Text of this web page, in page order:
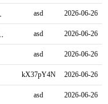
asd 2026-06-26
asd 2026-06-26
asd 2026-06-26
kX37pY4N 2026-06-26
asd 2026-06-26